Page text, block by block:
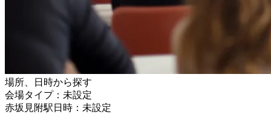
場所、日時から探す
会場タイプ：未設定
赤坂見附駅日時：未設定